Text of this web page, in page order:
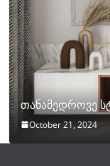
თანამედროვე
October 21, 2024